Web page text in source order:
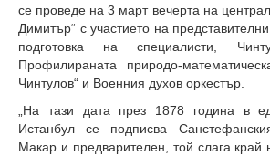
се проведе на 3 март вечерта на
Димитър“ с участието на
подготовка на специалисти,
Профилираната природо-
Чинтулов“ и Военния духов оркестър.
„На тази дата през 1878 година в
Истанбул се подписва
Макар и предварителен, той слага